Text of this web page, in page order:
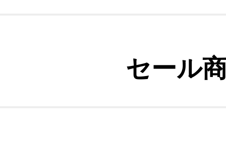
セール